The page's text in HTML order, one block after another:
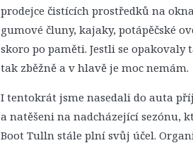
prodejce čistících prostředků na
gumové čluny, kajaky, potápěčské
skoro po paměti. Jestli se
tak zběžně a v hlavě je moc nemám.
I tentokrát jsme nasedali do auta
a natěšeni na nadcházející sezónu,
Boot Tulln stále plní svůj účel.